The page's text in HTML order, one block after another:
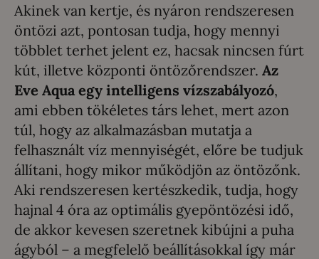
Akinek van kertje, és nyáron rendszeresen
öntözi azt, pontosan tudja, hogy mennyi
többlet terhet jelent ez, hacsak nincsen fúrt
kút, illetve központi öntözőrendszer. Az
Eve Aqua egy intelligens vízszabályozó,
ami ebben tökéletes társ lehet, mert azon
túl, hogy az alkalmazásban mutatja a
felhasznált víz mennyiségét, előre be tudjuk
állítani, hogy mikor működjön az öntözőnk.
Aki rendszeresen kertészkedik, tudja, hogy
hajnal 4 óra az optimális gyepöntözési idő,
de akkor kevesen szeretnek kibújni a puha
ágyból – a megfelelő beállításokkal így már